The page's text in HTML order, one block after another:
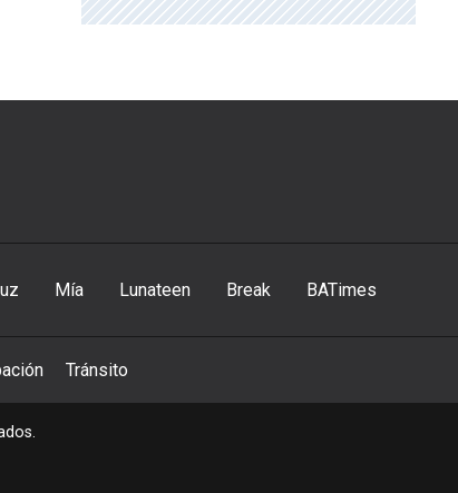
Mía Lunateen Break BATimes
Tránsito